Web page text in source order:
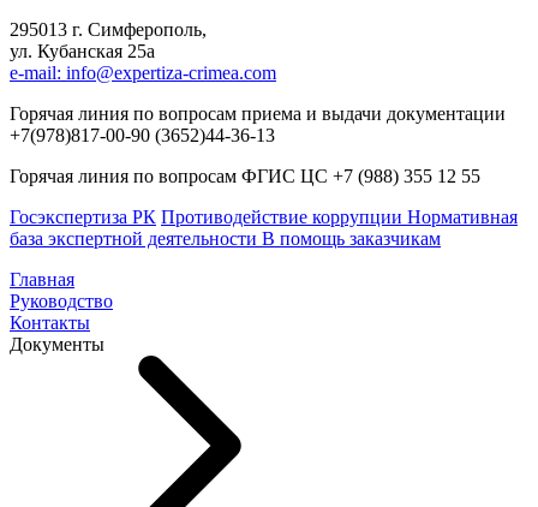
295013 г. Симферополь,
ул. Кубанская 25а
e-mail: info@expertiza-crimea.com
Горячая линия по вопросам приема и выдачи документации
+7(978)817-00-90 (3652)44-36-13
Горячая линия по вопросам ФГИС ЦС +7 (988) 355 12 55
Госэкспертиза РК Противодействие коррупции Нормативная
база экспертной деятельности В помощь заказчикам
Главная
Руководство
Контакты
Документы